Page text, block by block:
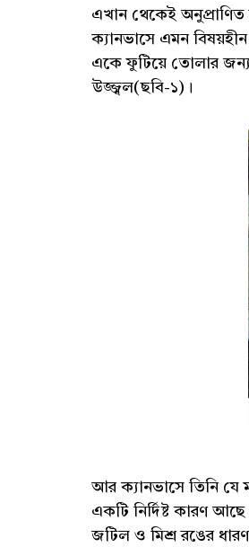
এখান থেকেই অনুপ্রাণিত
ক্যানভাসে এমন
একে ফুটিয়ে তোলার
উজ্জ্বল(ছবি-১)।
আর ক্যানভাসে তিনি
একটি নির্দিষ্ট কারণ
জটিল ও মিশ্র রঙের